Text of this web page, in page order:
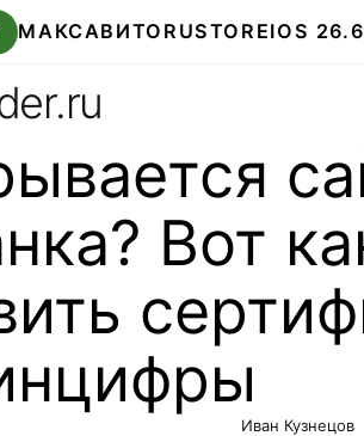
МАКСАВИТО RUSTOREIOS 26.6
Вот
Иван Кузнецов